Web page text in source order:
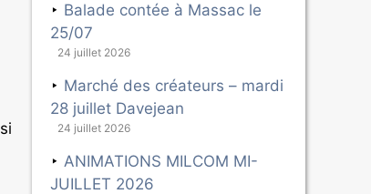
Balade contée à Massac le
25/07
24 juillet 2026
Marché des créateurs – mardi
28 juillet Davejean
24 juillet 2026
ANIMATIONS MILCOM MI-
JUILLET 2026